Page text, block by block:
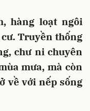
hàng loạt ngôi
Truyền thống
chư ni chuyên
mưa, mà còn
về với nếp sống
Hủy Gửi